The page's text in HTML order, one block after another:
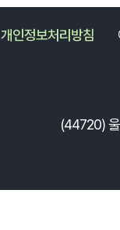
개인정보처리방침
(44720)